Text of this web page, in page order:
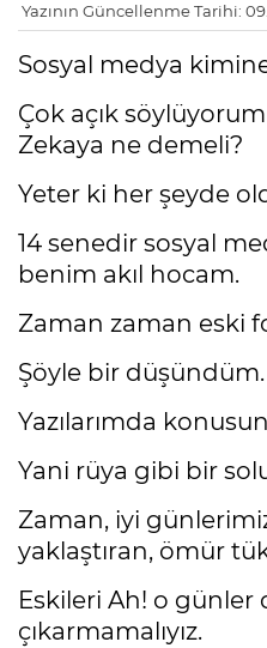
Yazının Güncellenme Tarihi:
Sosyal medya
Çok açık
Zekaya ne demeli?
Yeter ki her şeyde
14 senedir sosyal
benim akıl hocam.
Zaman zaman eski
Şöyle bir
Yazılarımda
Yani rüya gibi bir
Zaman, iyi
yaklaştıran, ömür
Eskileri Ah! o günler
çıkarmamalıyız.